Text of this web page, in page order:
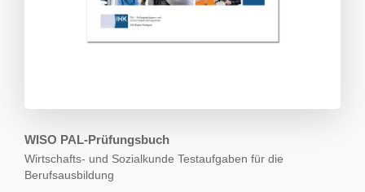
WISO PAL-Prüfungsbuch
Wirtschafts- und Sozialkunde Testaufgaben für die
Berufsausbildung